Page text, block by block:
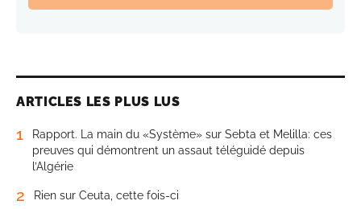
ARTICLES LES PLUS LUS
1
Rapport. La main du «Système» sur Sebta et Melilla: ces
preuves qui démontrent un assaut téléguidé depuis
l’Algérie
2 Rien sur Ceuta, cette fois-ci